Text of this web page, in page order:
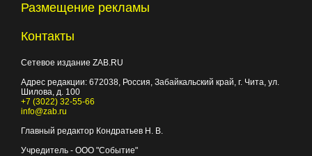
Размещение рекламы
Контакты
Сетевое издание ZAB.RU
Адрес редакции: 672038, Россия, Забайкальский край, г. Чита, ул.
Шилова, д. 100
+7 (3022) 32-55-66
info@zab.ru
Главный редактор Кондратьев Н. В.
Учредитель - ООО "Событие"